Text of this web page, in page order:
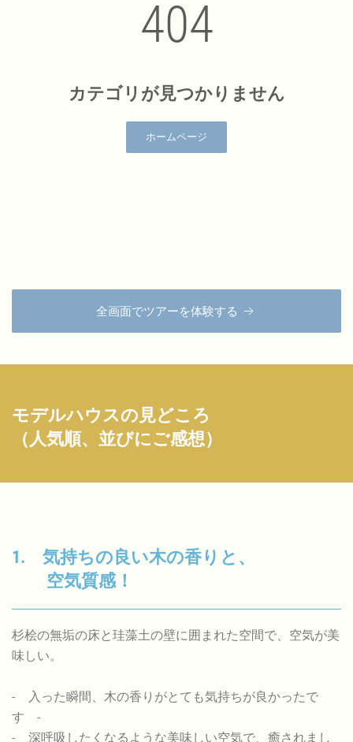
全画面でツアーを体験する
モデルハウスの見どころ
（人気順、並びにご感想）
1. 気持ちの良い木の香りと、
空気質感！
杉桧の無垢の床と珪藻土の壁に囲まれた空間で、空気が美
味しい。
- 入った瞬間、木の香りがとても気持ちが良かったで
す -
- 深呼吸したくなるような美味しい空気で、癒されまし